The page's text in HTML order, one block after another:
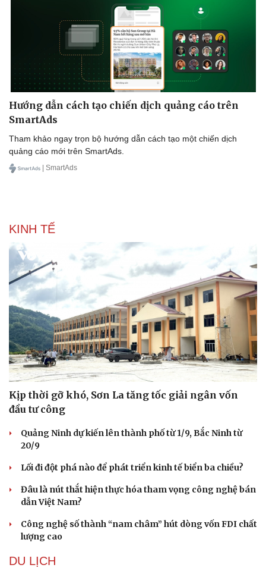
Doanh nghiệp
Thông tin doanh nghiệp
Doanh nhân
Vì cộng đồng
Công nghệ
Trải nghiệm
Hướng dẫn cách tạo chiến dịch quảng cáo trên
SmartAds
Tham khảo ngay trọn bộ hướng dẫn cách tạo một chiến dịch
quảng cáo mới trên SmartAds.
| SmartAds
KINH TẾ
Kịp thời gỡ khó, Sơn La tăng tốc giải ngân vốn
đầu tư công
Quảng Ninh dự kiến lên thành phố từ 1/9, Bắc Ninh từ
20/9
Lối đi đột phá nào để phát triển kinh tế biển ba chiều?
Đâu là nút thắt hiện thực hóa tham vọng công nghệ bán
dẫn Việt Nam?
Công nghệ số thành “nam châm” hút dòng vốn FDI chất
lượng cao
DU LỊCH